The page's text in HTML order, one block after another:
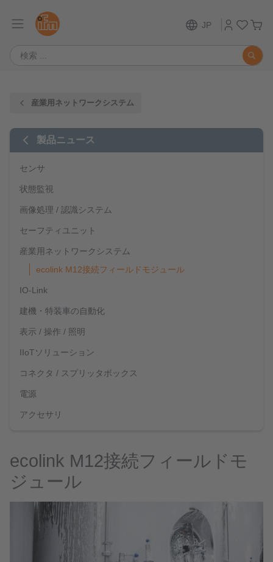
JP
産業用ネットワークシステム
製品ニュース
センサ
状態監視
画像処理 / 認識システム
セーフティユニット
産業用ネットワークシステム
ecolink M12接続フィールドモジュール
IO-Link
建機・特装車の自動化
表示 / 操作 / 照明
IIoTソリューション
コネクタ / スプリッタボックス
電源
アクセサリ
ecolink M12接続フィールドモ
ジュール